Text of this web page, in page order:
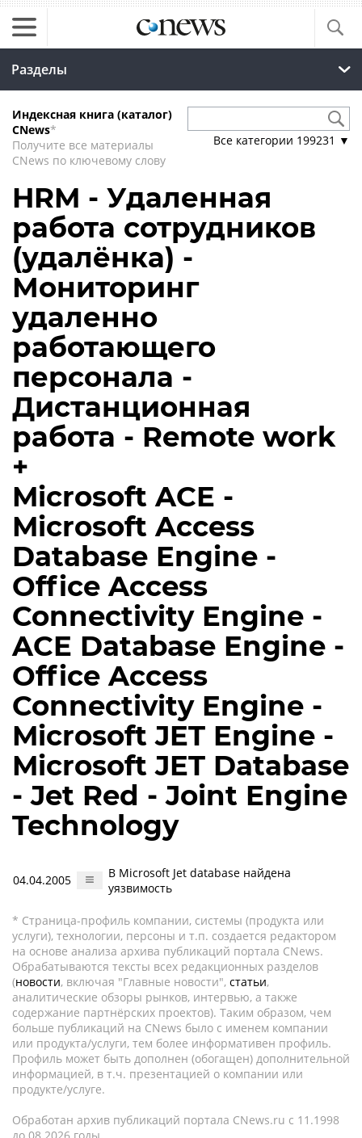
Разделы
Индексная книга (каталог)
CNews*
Получите все материалы
CNews по ключевому слову
Все категории 199231 ▼
HRM - Удаленная
работа сотрудников
(удалёнка) -
Мониторинг
удаленно
работающего
персонала -
Дистанционная
работа - Remote work
+
Microsoft ACE -
Microsoft Access
Database Engine -
Office Access
Connectivity Engine -
ACE Database Engine -
Office Access
Connectivity Engine -
Microsoft JET Engine -
Microsoft JET Database
- Jet Red - Joint Engine
Technology
04.04.2005
В Microsoft Jet database найдена
уязвимость
* Страница-профиль компании, системы (продукта или
услуги), технологии, персоны и т.п. создается редактором
на основе анализа архива публикаций портала CNews.
Обрабатываются тексты всех редакционных разделов
(новости, включая "Главные новости", статьи,
аналитические обзоры рынков, интервью, а также
содержание партнёрских проектов). Таким образом, чем
больше публикаций на CNews было с именем компании
или продукта/услуги, тем более информативен профиль.
Профиль может быть дополнен (обогащен) дополнительной
информацией, в т.ч. презентацией о компании или
продукте/услуге.
Обработан архив публикаций портала CNews.ru c 11.1998